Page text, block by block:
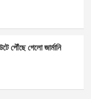
পৌঁছে গেলো জার্মানি